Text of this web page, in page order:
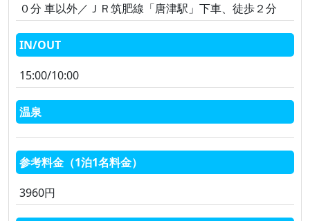
０分 車以外／ＪＲ筑肥線「唐津駅」下車、徒歩２分
IN/OUT
15:00/10:00
温泉
参考料金（1泊1名料金）
3960円